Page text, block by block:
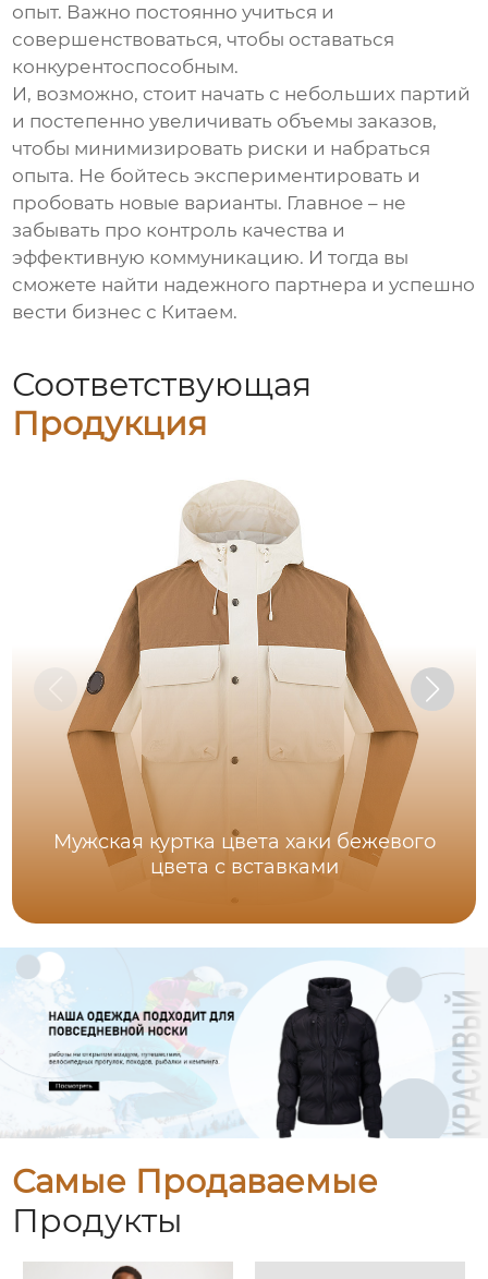
опыт. Важно постоянно учиться и
совершенствоваться, чтобы оставаться
конкурентоспособным.
И, возможно, стоит начать с небольших партий
и постепенно увеличивать объемы заказов,
чтобы минимизировать риски и набраться
опыта. Не бойтесь экспериментировать и
пробовать новые варианты. Главное – не
забывать про контроль качества и
эффективную коммуникацию. И тогда вы
сможете найти надежного партнера и успешно
вести бизнес с Китаем.
Соответствующая
Продукция
Мужская куртка цвета хаки бежевого
цвета с вставками
Самые Продаваемые
Продукты